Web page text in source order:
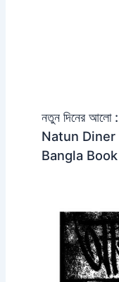
নতুন দিনের আলো :
Natun
Bangla